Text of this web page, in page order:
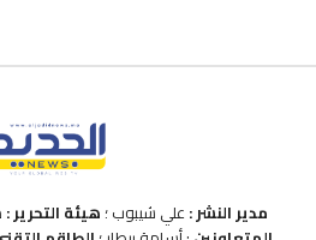
مدير النشر : علي شيبوب ؛ هيئة التحرير :